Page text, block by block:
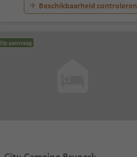
Beschikbaarheid controleren
Op aanvraag